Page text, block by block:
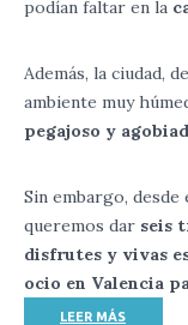
podían faltar en la
Además, la ciudad,
ambiente muy
pegajoso y
Sin embargo, desde
queremos dar seis
disfrutes y vivas
ocio en Valencia
LEER MÁS